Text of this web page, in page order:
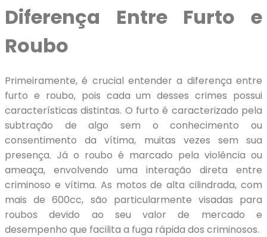
Diferença Entre Furto e
Roubo
Primeiramente, é crucial entender a diferença entre
furto e roubo, pois cada um desses crimes possui
características distintas. O furto é caracterizado pela
subtração de algo sem o conhecimento ou
consentimento da vítima, muitas vezes sem sua
presença. Já o roubo é marcado pela violência ou
ameaça, envolvendo uma interação direta entre
criminoso e vítima. As motos de alta cilindrada, com
mais de 600cc, são particularmente visadas para
roubos devido ao seu valor de mercado e
desempenho que facilita a fuga rápida dos criminosos.